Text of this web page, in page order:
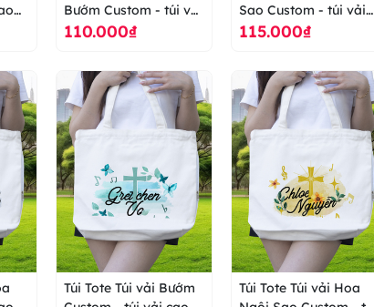
Bướm Custom - túi vải
cao cấp ranus
110.000₫
Sao Custom - túi vải
cao cấp ranus
115.000₫
Túi Tote Túi vải Bướm
Túi Tote Túi vải Hoa